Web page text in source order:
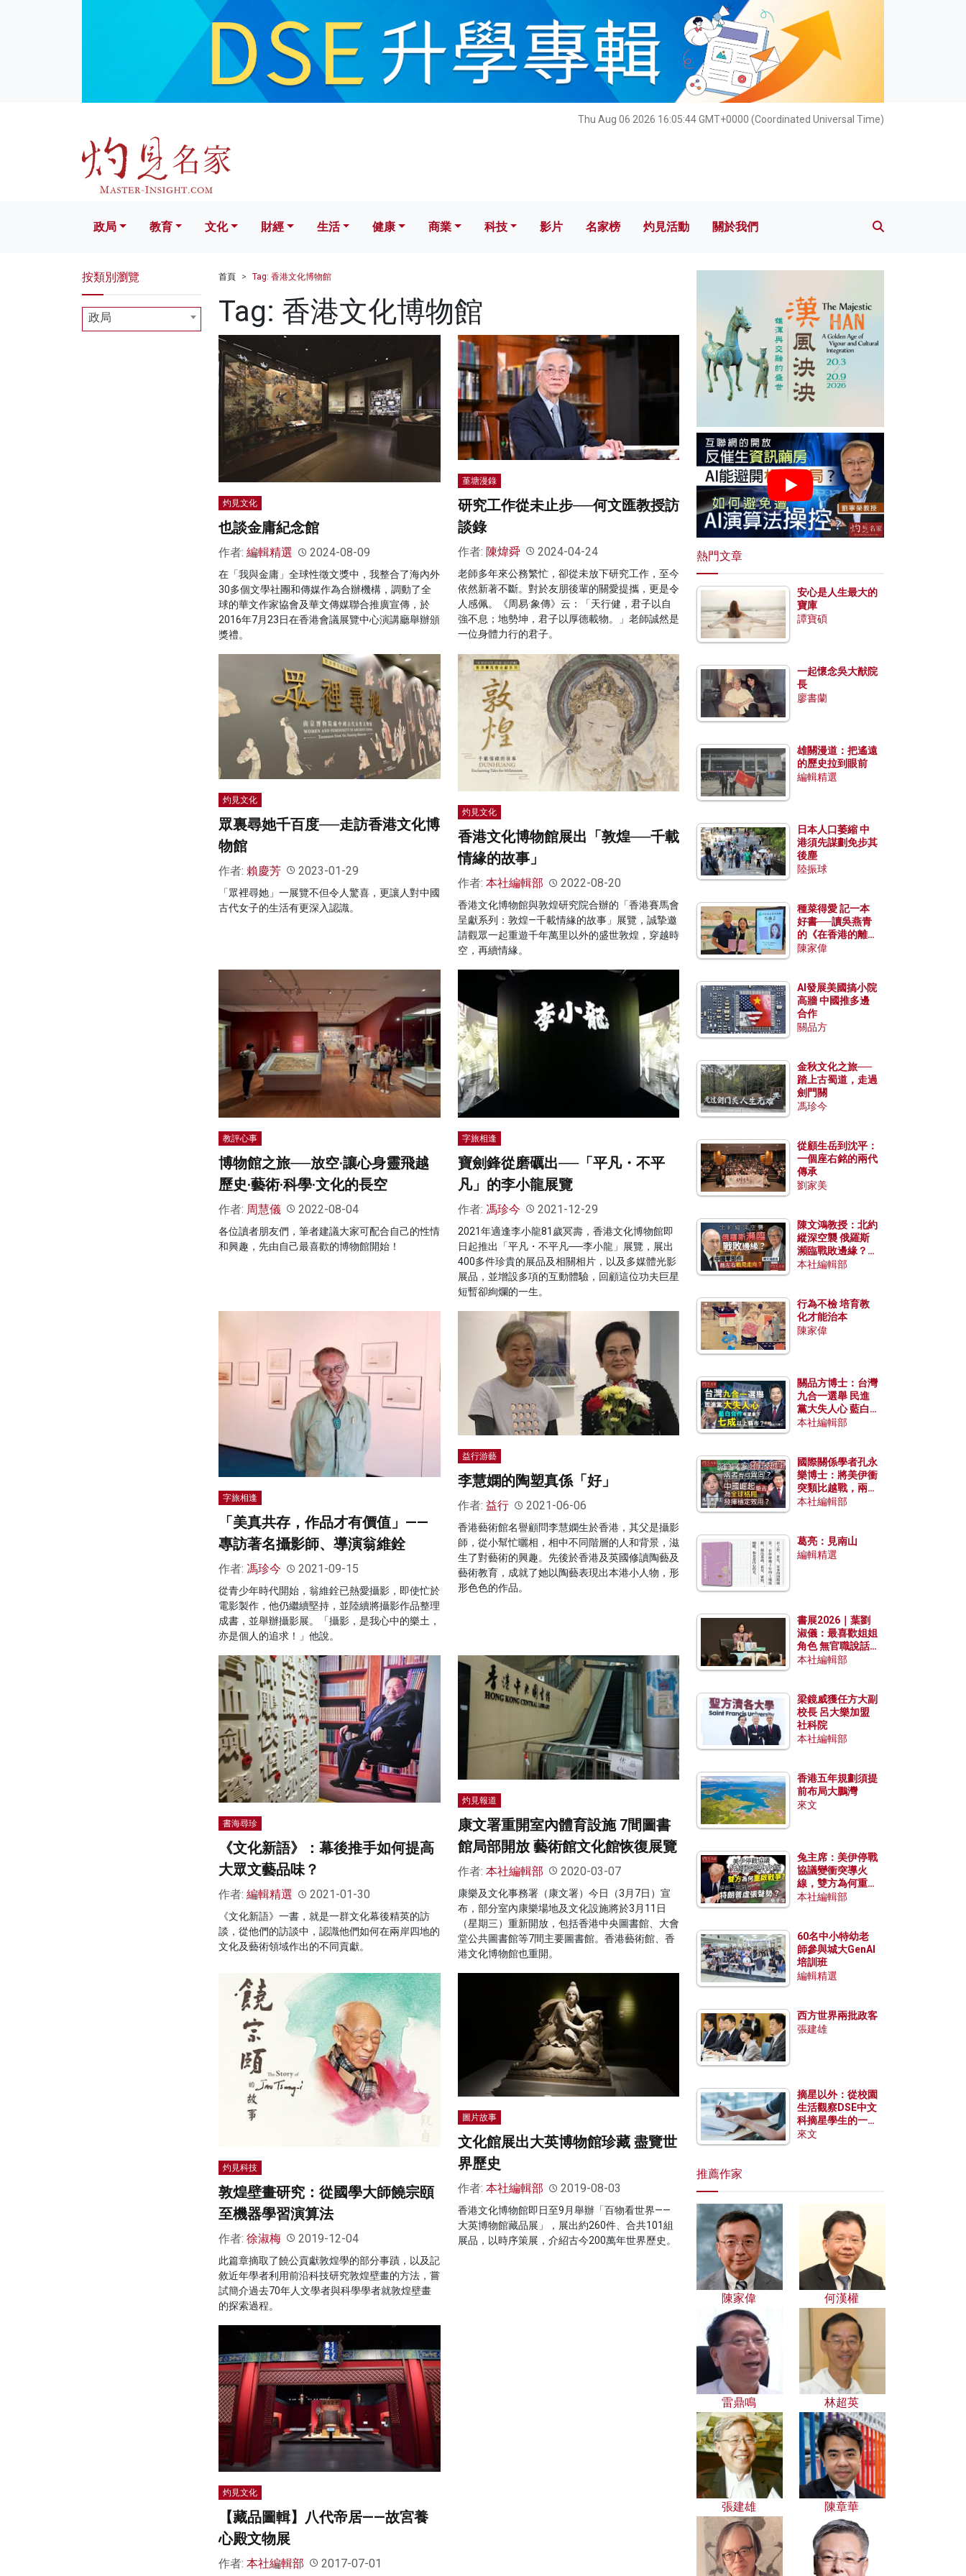
Thu Aug 06 2026 16:05:46 GMT+0000 (Coordinated Universal Time)
文化 財經 生活 健康 科技 影片 名家榜 灼見活動 關於我們
政局 教育 文化 財經 生活 健康 商業 科技 影片 名家榜 灼見活動 關於我們
首頁 Tag: 香港文化博物館
Tag: 香港文化博物館
灼見文化
也談金庸紀念館
作者: 編輯精選 2024-08-09
在「我與金庸」全球性徵文獎中，我整合了海內外
30多個文學社團和傳媒作為合辦機構，調動了全
球的華文作家協會及華文傳媒聯合推廣宣傳，於
2016年7月23日在香港會議展覽中心演講廳舉辦頒
獎禮。
堇塘漫錄
研究工作從未止步──何文匯教授訪
談錄
作者: 陳煒舜 2024-04-24
老師多年來公務繁忙，卻從未放下研究工作，至今
依然新著不斷。對於友朋後輩的關愛提攜，更是令
人感佩。《周易·象傳》云：「天行健，君子以自
強不息；地勢坤，君子以厚德載物。」老師誠然是
一位身體力行的君子。
灼見文化
眾裏尋她千百度──走訪香港文化博
物館
作者: 賴慶芳 2023-01-29
「眾裡尋她」一展覽不但令人驚喜，更讓人對中國
古代女子的生活有更深入認識。
灼見文化
香港文化博物館展出「敦煌──千載
情緣的故事」
作者: 本社編輯部 2022-08-20
香港文化博物館與敦煌研究院合辦的「香港賽馬會
呈獻系列：敦煌—千載情緣的故事」展覽，誠摯邀
請觀眾一起重遊千年萬里以外的盛世敦煌，穿越時
空，再續情緣。
教評心事
博物館之旅──放空·讓心身靈飛越
歷史·藝術·科學·文化的長空
作者: 周慧儀 2022-08-04
各位讀者朋友們，筆者建議大家可配合自己的性情
和興趣，先由自己最喜歡的博物館開始！
字旅相逢
寶劍鋒從磨礪出──「平凡・不平
凡」的李小龍展覽
作者: 馮珍今 2021-12-29
2021年適逢李小龍81歲冥壽，香港文化博物館即
日起推出「平凡・不平凡──李小龍」展覽，展出
400多件珍貴的展品及相關相片，以及多媒體光影
展品，並增設多項的互動體驗，回顧這位功夫巨星
短暫卻絢爛的一生。
字旅相逢
「美真共存，作品才有價值」——
專訪著名攝影師、導演翁維銓
作者: 馮珍今 2021-09-15
從青少年時代開始，翁維銓已熱愛攝影，即使忙於
電影製作，他仍繼續堅持，並陸續將攝影作品整理
成書，並舉辦攝影展。「攝影，是我心中的樂土，
亦是個人的追求！」他說。
益行游藝
李慧嫻的陶塑真係「好」
作者: 益行 2021-06-06
香港藝術館名譽顧問李慧嫻生於香港，其父是攝影
師，從小幫忙曬相，相中不同階層的人和背景，滋
生了對藝術的興趣。先後於香港及英國修讀陶藝及
藝術教育，成就了她以陶藝表現出本港小人物，形
形色色的作品。
書海尋珍
《文化新語》：幕後推手如何提高
大眾文藝品味？
作者: 編輯精選 2021-01-30
《文化新語》一書，就是一群文化幕後精英的訪
談，從他們的訪談中，認識他們如何在兩岸四地的
文化及藝術領域作出的不同貢獻。
灼見報道
康文署重開室內體育設施 7間圖書
館局部開放 藝術館文化館恢復展覽
作者: 本社編輯部 2020-03-07
康樂及文化事務署（康文署）今日（3月7日）宣
布，部分室內康樂場地及文化設施將於3月11日
（星期三）重新開放，包括香港中央圖書館、大會
堂公共圖書館等7間主要圖書館。香港藝術館、香
港文化博物館也重開。
灼見科技
敦煌壁畫研究：從國學大師饒宗頤
至機器學習演算法
作者: 徐淑梅 2019-12-04
此篇章摘取了饒公貢獻敦煌學的部分事蹟，以及記
敘近年學者利用前沿科技研究敦煌壁畫的方法，嘗
試簡介過去70年人文學者與科學學者就敦煌壁畫
的探索過程。
圖片故事
文化館展出大英博物館珍藏 盡覽世
界歷史
作者: 本社編輯部 2019-08-03
香港文化博物館即日至9月舉辦「百物看世界——
大英博物館藏品展」，展出約260件、合共101組
展品，以時序策展，介紹古今200萬年世界歷史。
灼見文化
【藏品圖輯】八代帝居——故宮養
心殿文物展
作者: 本社編輯部 2017-07-01
按類別瀏覽
政局
熱門文章
安心是人生最大的
寶庫
譚寶碩
一起懷念吳大猷院
長
廖書蘭
雄關漫道：把遙遠
的歷史拉到眼前
編輯精選
日本人口萎縮 中
港須先謀劃免步其
後塵
陸振球
種菜得愛 記一本
好書──讀吳燕青
的《在香港的離島
種菜》
陳家偉
AI發展美國搞小院
高牆 中國推多邊
合作
關品方
金秋文化之旅──
踏上古蜀道，走過
劍門關
馮珍今
從顧生岳到沈平：
一個座右銘的兩代
傳承
劉家美
陳文鴻教授：北約
縱深空襲 俄羅斯
瀕臨戰敗邊緣？中
國零部件能左右戰
本社編輯部
行為不檢 培育教
化才能治本
陳家偉
關品方博士：台灣
九合一選舉 民進
黨大失人心 藍白
合作有望拿下七成
本社編輯部
國際關係學者孔永
樂博士：將美伊衝
突類比越戰，兩者
有何異同？中國崛
本社編輯部
葛亮：見南山
編輯精選
書展2026｜葉劉
淑儀：最喜歡姐姐
角色 無官職說話
包袱少
本社編輯部
梁鏡威獲任方大副
校長 呂大樂加盟
社科院
本社編輯部
香港五年規劃須提
前布局大鵬灣
來文
兔主席：美伊停戰
協議變衝突導火
線，雙方為何重啟
戰爭？伊朗一早洞
本社編輯部
60名中小特幼老
師參與城大GenAI
培訓班
編輯精選
西方世界兩批政客
張建雄
摘星以外：從校園
生活觀察DSE中文
科摘星學生的一點
特質
來文
推薦作家
陳家偉 何漢權
雷鼎鳴 林超英
張建雄 陳章華